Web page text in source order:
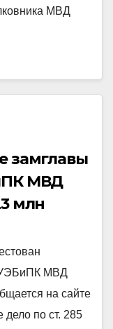
МВД
замглавы
МВД
млн
МВД
на сайте
дело по ст. 285